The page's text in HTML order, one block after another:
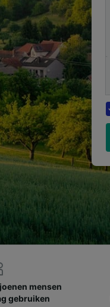
mensen
gebruiken